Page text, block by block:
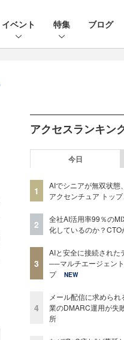
イベント 特集 ブログ
アクセスランキン
今日
1
AIでシニアが無双状態
アクセンチュア トッ
2
全社AI活用率99％の
化しているのか？
3
AIと安全に接続された
──マルチエージェン
プ
NEW
4
メール配信に求めら
業のDMARC運用が失
所